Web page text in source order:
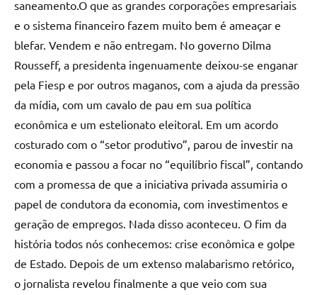
saneamento.O que as grandes corporações empresariais
e o sistema financeiro fazem muito bem é ameaçar e
blefar. Vendem e não entregam. No governo Dilma
Rousseff, a presidenta ingenuamente deixou-se enganar
pela Fiesp e por outros maganos, com a ajuda da pressão
da mídia, com um cavalo de pau em sua política
econômica e um estelionato eleitoral. Em um acordo
costurado com o “setor produtivo”, parou de investir na
economia e passou a focar no “equilíbrio fiscal”, contando
com a promessa de que a iniciativa privada assumiria o
papel de condutora da economia, com investimentos e
geração de empregos. Nada disso aconteceu. O fim da
história todos nós conhecemos: crise econômica e golpe
de Estado. Depois de um extenso malabarismo retórico,
o jornalista revelou finalmente a que veio com sua